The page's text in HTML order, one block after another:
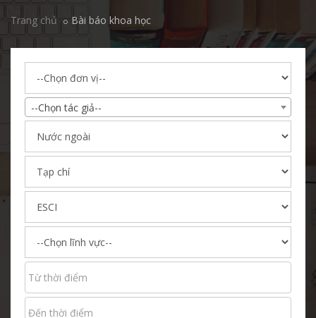
Trang chủ Bài báo khoa học
--Chọn tác giả--